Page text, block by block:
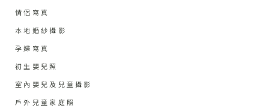
情侶寫真
本地婚紗攝影
孕婦寫真
初生嬰兒照
室內嬰兒及兒童攝影
戶外兒童家庭照